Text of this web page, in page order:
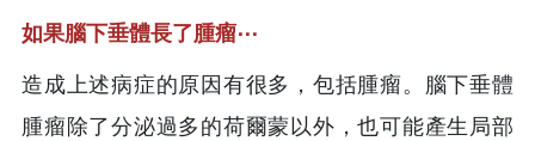
如果腦下垂體長了腫瘤⋯
造成上述病症的原因有很多，包括腫瘤。腦下垂體
腫瘤除了分泌過多的荷爾蒙以外，也可能產生局部